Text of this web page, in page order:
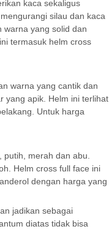
kaca sekaligus
silau dan kaca
warna yang solid dan
termasuk helm cross
warna yang cantik dan
yang apik. Helm ini terlihat
Untuk harga
merah dan abu.
Helm cross full face ini
dengan harga yang
jadikan sebagai
diatas tidak bisa